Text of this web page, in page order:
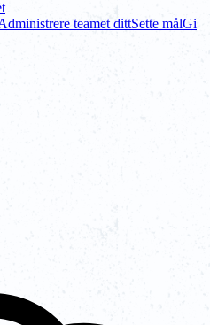
teamet dittSette målGi